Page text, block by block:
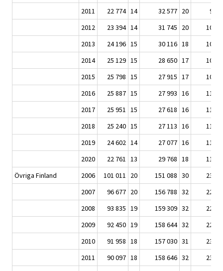
2011
22 774 14 32 577 20
99
2012
23 394 14 31 745 20
101
2013
24 196 15 30 116 18
103
2014
25 129 15 28 650 17
106
2015
25 798 15 27 915 17
108
2016
25 887 15 27 993 16
110
2017
25 951 15 27 618 16
113
2018
25 240 15 27 113 16
113
2019
24 602 14 27 077 16
115
2020
22 761 13 29 768 18
113
Övriga Finland
2006 101 011 20 151 088 30
230
2007
96 677 20 156 788 32
226
2008
93 835 19 159 309 32
226
2009
92 450 19 158 644 32
229
2010
91 958 18 157 030 31
235
2011
90 097 18 158 646 32
237